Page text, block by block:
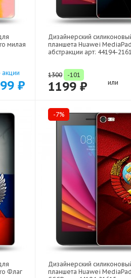
милая
акции
₽
Дизайнерский
планшета Huawei
абстракции арт: 44194-
1300 -101
1199 ₽ или
Флаг
-7%
Дизайнерский
планшета Huawei